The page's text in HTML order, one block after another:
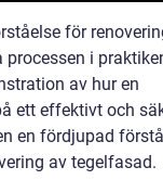
för
i
av hur en
ett effektivt och
en fördjupad
av tegelfasad.